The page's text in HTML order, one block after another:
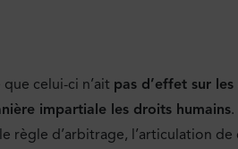
celui-ci n’ait pas d’effet sur
impartiale les droits humains.
règle d’arbitrage, l’articulation